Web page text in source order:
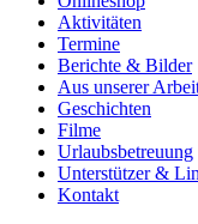
Aktivitäten
Termine
Berichte & Bilder
Aus unserer
Geschichten
Filme
Urlaubsbetreuung
Unterstützer &
Kontakt